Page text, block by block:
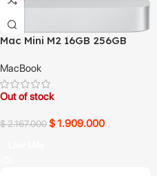
Mac Mini M2 16GB 256GB
MacBook
Out of stock
$2.167.000$1.909.000